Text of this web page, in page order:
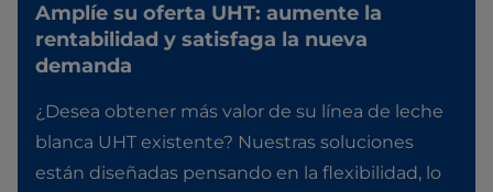
Amplíe su oferta UHT: aumente la
rentabilidad y satisfaga la nueva
demanda
¿Desea obtener más valor de su línea de leche
blanca UHT existente? Nuestras soluciones
están diseñadas pensando en la flexibilidad, lo